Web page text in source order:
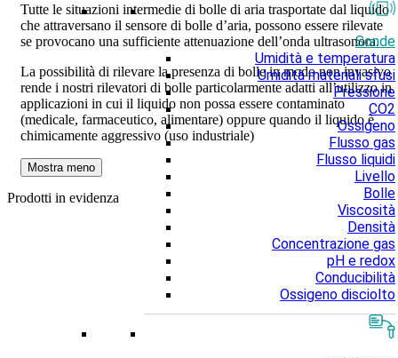
Sonde
Umidità e temperatura
Umidità materiali sfusi
Pressione
CO2
Ossigeno
Flusso gas
Flusso liquidi
Livello
Bolle
Viscosità
Densità
Concentrazione gas
pH e redox
Conducibilità
Ossigeno disciolto
Tutte le situazioni intermedie di bolle di aria trasportate dal liquido
che attraversano il sensore di bolle d’aria, possono essere rilevate
se provocano una sufficiente attenuazione dell’onda ultrasonora.
La possibilità di rilevare la presenza di bolle in modo non invasivo
rende i nostri rilevatori di bolle particolarmente adatti all’utilizzo in
applicazioni in cui il liquido non possa essere contaminato
(medicale, farmaceutico, alimentare) oppure quando il liquido è
chimicamente aggressivo (uso industriale)
Mostra meno
Prodotti in evidenza